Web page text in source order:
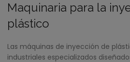
Maquinaria para la
plástico
Las máquinas de inyección de
industriales especializados